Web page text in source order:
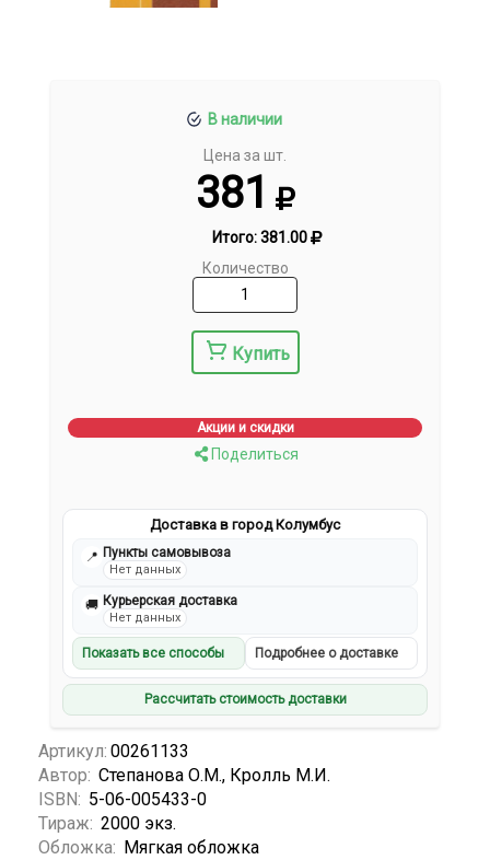
В наличии
Цена за шт.
381
Итого:381.00
Количество
Купить
Акции и скидки
Поделиться
Доставка в город Колумбус
📍 Пункты самовывоза
Нет данных
🚚 Курьерская доставка
Нет данных
Показать все способы Подробнее о доставке
Рассчитать стоимость доставки
Артикул: 00261133
Автор: Степанова О.М., Кролль М.И.
ISBN: 5-06-005433-0
Тираж: 2000 экз.
Обложка: Мягкая обложка